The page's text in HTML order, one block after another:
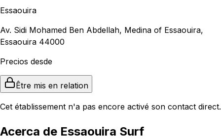
Essaouira
Av. Sidi Mohamed Ben Abdellah, Medina of Essaouira,
Essaouira 44000
Precios desde
Être mis en relation
Cet établissement n'a pas encore activé son contact direct.
Acerca de Essaouira Surf